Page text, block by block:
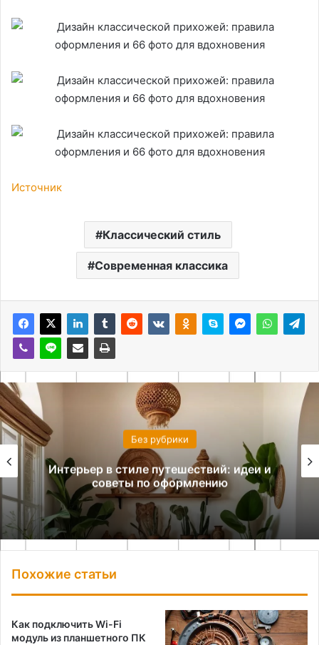
Источник
Классический стиль
Современная классика
Без рубрики
Интерьер в стиле путешествий: идеи и
советы по оформлению
Похожие статьи
Как подключить Wi-Fi
модуль из планшетного ПК